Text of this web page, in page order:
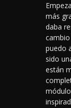
más
daba
puedo
sido
están